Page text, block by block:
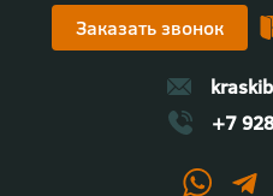
Заказать звонок
+7